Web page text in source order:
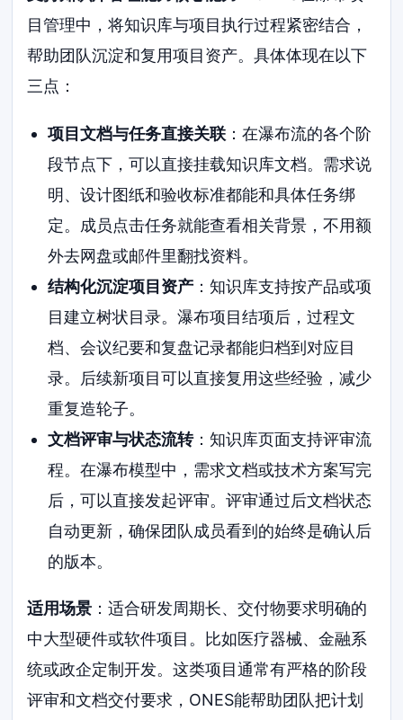
目管理中，将知识库与项目执行过程紧密结合，
帮助团队沉淀和复用项目资产。具体体现在以下
三点：
项目文档与任务直接关联：在瀑布流的各个阶
段节点下，可以直接挂载知识库文档。需求说
明、设计图纸和验收标准都能和具体任务绑
定。成员点击任务就能查看相关背景，不用额
外去网盘或邮件里翻找资料。
结构化沉淀项目资产：知识库支持按产品或项
目建立树状目录。瀑布项目结项后，过程文
档、会议纪要和复盘记录都能归档到对应目
录。后续新项目可以直接复用这些经验，减少
重复造轮子。
文档评审与状态流转：知识库页面支持评审流
程。在瀑布模型中，需求文档或技术方案写完
后，可以直接发起评审。评审通过后文档状态
自动更新，确保团队成员看到的始终是确认后
的版本。
适用场景 ：适合研发周期长、交付物要求明确的
中大型硬件或软件项目。比如医疗器械、金融系
统或政企定制开发。这类项目通常有严格的阶段
评审和文档交付要求，ONES能帮助团队把计划